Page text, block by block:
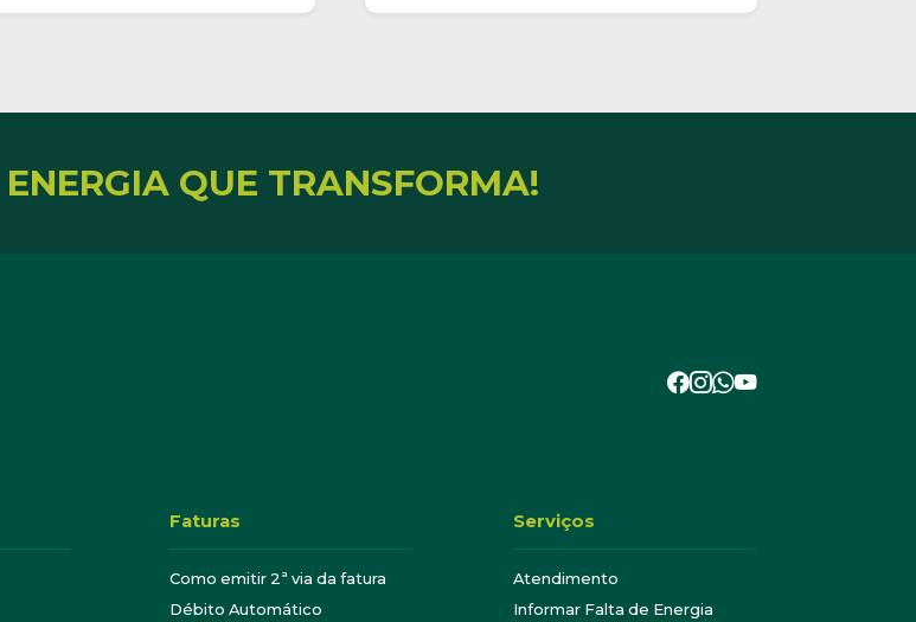
QUE TRANSFORMA!
Faturas
Como emitir 2ª via da fatura
Débito Automático
Serviços
Atendimento
Informar Falta de Energia